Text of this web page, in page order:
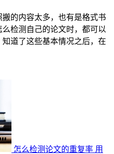
的内容太多，也有是格式书
检测自己的论文时，都可以
道了这些基本情况之后，在
怎么检测论文的重复率 用